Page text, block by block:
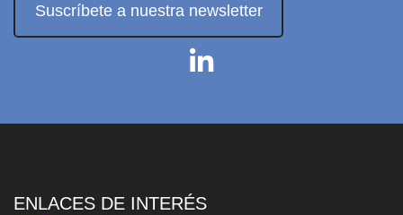
Suscríbete a nuestra newsletter
ENLACES DE INTERÉS